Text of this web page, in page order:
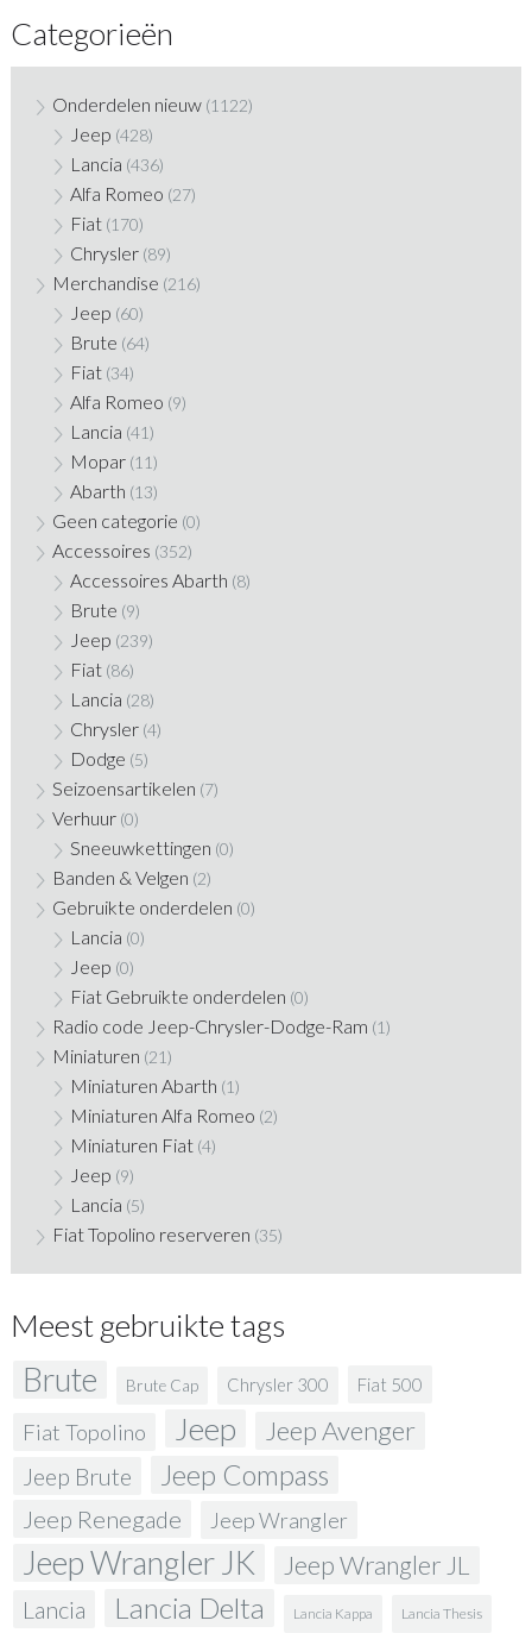
Categorieën
Onderdelen nieuw (1122)
Jeep (428)
Lancia (436)
Alfa Romeo (27)
Fiat (170)
Chrysler (89)
Merchandise (216)
Jeep (60)
Brute (64)
Fiat (34)
Alfa Romeo (9)
Lancia (41)
Mopar (11)
Abarth (13)
Geen categorie (0)
Accessoires (352)
Accessoires Abarth (8)
Brute (9)
Jeep (239)
Fiat (86)
Lancia (28)
Chrysler (4)
Dodge (5)
Seizoensartikelen (7)
Verhuur (0)
Sneeuwkettingen (0)
Banden & Velgen (2)
Gebruikte onderdelen (0)
Lancia (0)
Jeep (0)
Fiat Gebruikte onderdelen (0)
Radio code Jeep-Chrysler-Dodge-Ram (1)
Miniaturen (21)
Miniaturen Abarth (1)
Miniaturen Alfa Romeo (2)
Miniaturen Fiat (4)
Jeep (9)
Lancia (5)
Fiat Topolino reserveren (35)
Meest gebruikte tags
Brute Brute Cap Chrysler 300 Fiat 500
Fiat Topolino Jeep Jeep Avenger
Jeep Brute Jeep Compass
Jeep Renegade Jeep Wrangler
Jeep Wrangler JK Jeep Wrangler JL
Lancia Lancia Delta Lancia Kappa Lancia Thesis